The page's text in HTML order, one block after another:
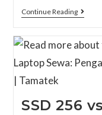
Continue Reading
SSD 256